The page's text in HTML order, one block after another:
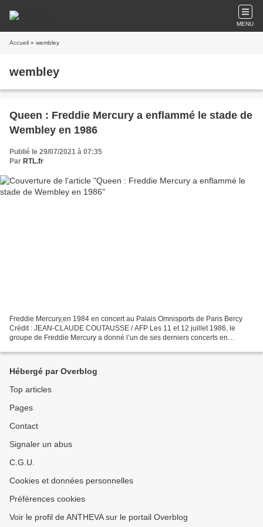
MENU
Accueil » wembley
wembley
Queen : Freddie Mercury a enflammé le stade de
Wembley en 1986
Publié le 29/07/2021 à 07:35
Par RTL.fr
Freddie Mercury,en 1984 en concert au Palais Omnisports de Paris Bercy
Crédit : JEAN-CLAUDE COUTAUSSE / AFP Les 11 et 12 juillet 1986, le
groupe de Freddie Mercury a donné l’un de ses derniers concerts en
Hébergé par Overblog
Top articles
Pages
Contact
Signaler un abus
C.G.U.
Cookies et données personnelles
Préférences cookies
Voir le profil de ANTHEVA sur le portail Overblog